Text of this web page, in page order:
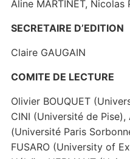
Aline MARTINET, Nicolas
SECRETAIRE D’EDITION
Claire GAUGAIN
COMITE DE LECTURE
Olivier BOUQUET
CINI (Université de Pise),
(Université Paris
FUSARO (University of